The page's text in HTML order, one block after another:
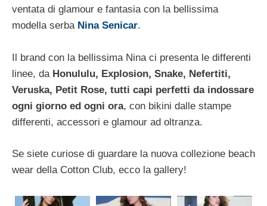
ventata di glamour e fantasia con la bellissima
modella serba Nina Senicar.
Il brand con la bellissima Nina ci presenta le differenti
linee, da Honululu, Explosion, Snake, Nefertiti,
Veruska, Petit Rose, tutti capi perfetti da indossare
ogni giorno ed ogni ora, con bikini dalle stampe
differenti, accessori e glamour ad oltranza.
Se siete curiose di guardare la nuova collezione beach
wear della Cotton Club, ecco la gallery!